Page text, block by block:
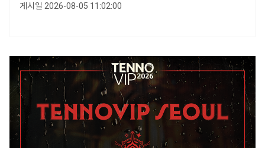
게시일 2026-08-05 11:02:00